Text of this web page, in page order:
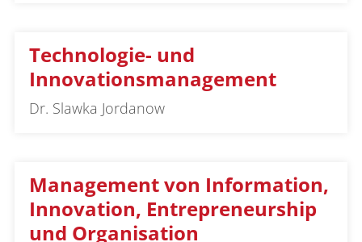
Technologie- und
Innovationsmanagement
Dr. Slawka Jordanow
Management von Information,
Innovation, Entrepreneurship
und Organisation